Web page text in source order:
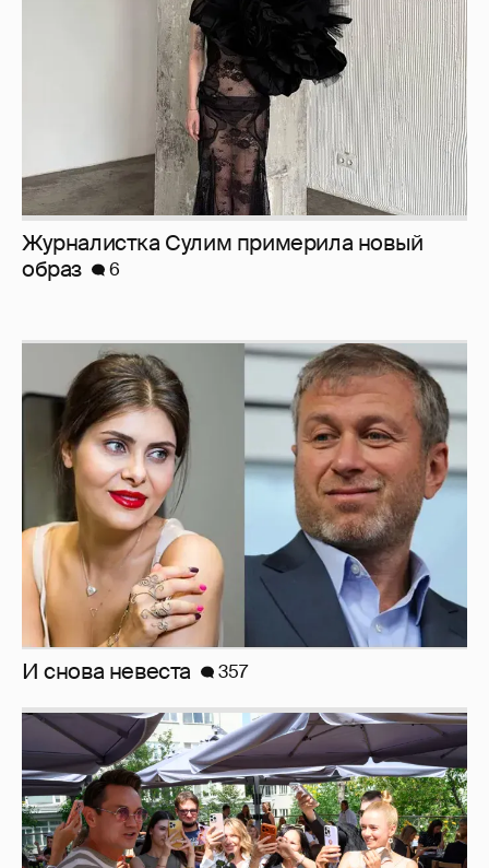
И снова невеста 357
Анастасия Гребенкина, Женя Малахова,
Оксана Русланова и другие гости
фестиваля «Баланс вкуса и ритма»:
рассматриваем летние образы